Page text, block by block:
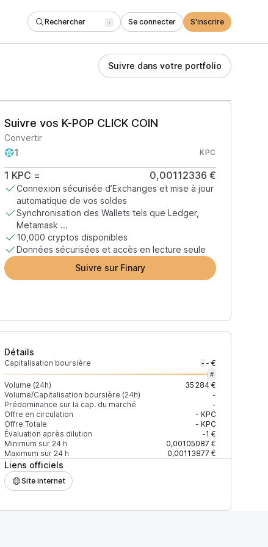
Rechercher / Se connecter S'inscrire
Suivre dans votre portfolio
Suivre vos K-POP CLICK COIN
Convertir
KPC
1 KPC = 0,00112336 €
Connexion sécurisée d’Exchanges et mise à jour
automatique de vos soldes
Synchronisation des Wallets tels que Ledger,
Metamask ...
10,000 cryptos disponibles
Données sécurisées et accès en lecture seule
Suivre sur Finary
Détails
Capitalisation boursière - - €
#
Volume (24h)
35 284 €
Volume/Capitalisation boursière (24h)
-
Prédominance sur la cap. du marché
-
Offre en circulation
- KPC
Offre Totale
- KPC
Évaluation après dilution
-1 €
Minimum sur 24 h
0,00105087 €
Maximum sur 24 h
0,00113877 €
Liens officiels
Site internet
% du volume Confiance Mis à jour
100 %